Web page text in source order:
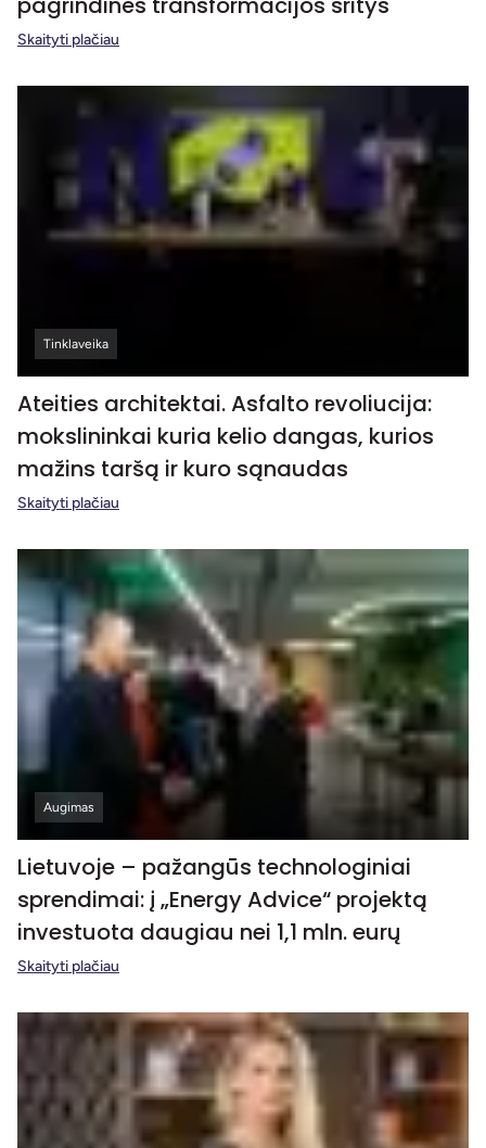
Skaityti plačiau
Tinklaveika
Ateities architektai. Asfalto revoliucija:
mokslininkai kuria kelio dangas, kurios
mažins taršą ir kuro sąnaudas
Skaityti plačiau
Augimas
Lietuvoje – pažangūs technologiniai
sprendimai: į „Energy Advice“ projektą
investuota daugiau nei 1,1 mln. eurų
Skaityti plačiau